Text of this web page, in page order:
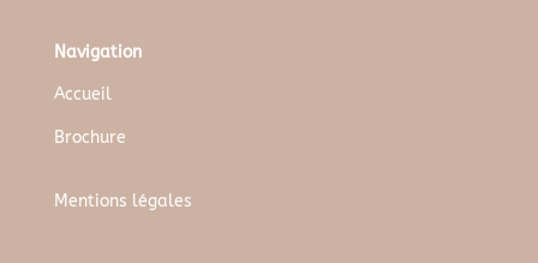
Navigation
Accueil
Brochure
Mentions légales